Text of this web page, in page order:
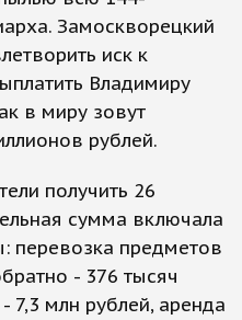
Замоскворецкий
иск к
Владимиру
в миру зовут
рублей.
получить 26
сумма включала
перевозка предметов
- 376 тысяч
7,3 млн рублей, аренда